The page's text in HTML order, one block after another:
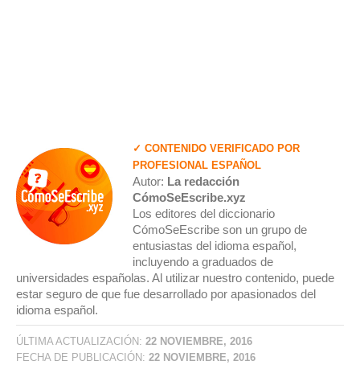
✓ CONTENIDO VERIFICADO POR
PROFESIONAL ESPAÑOL
Autor: La redacción
CómoSeEscribe.xyz
Los editores del diccionario
CómoSeEscribe son un grupo de
entusiastas del idioma español,
incluyendo a graduados de
universidades españolas. Al utilizar nuestro contenido, puede
estar seguro de que fue desarrollado por apasionados del
idioma español.
ÚLTIMA ACTUALIZACIÓN: 22 NOVIEMBRE, 2016
FECHA DE PUBLICACIÓN: 22 NOVIEMBRE, 2016